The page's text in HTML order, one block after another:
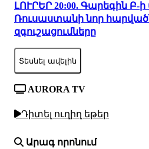
ԼՈՒՐԵՐ 20:00. Գարեգին
Ռուսաստանի նոր
զգուշացումները
Տեսնել ավելին
AURORA TV
Դիտել ուղիղ եթեր
Արագ որոնում